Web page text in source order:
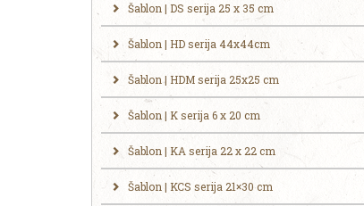
Šablon | DS serija 25 x 35 cm
Šablon | HD serija 44x44cm
Šablon | HDM serija 25x25 cm
Šablon | K serija 6 x 20 cm
Šablon | KA serija 22 x 22 cm
Šablon | KCS serija 21×30 cm